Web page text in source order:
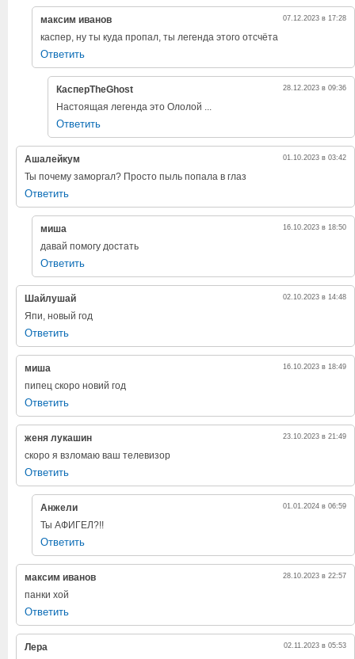
максим иванов 07.12.2023 в 17:28
каспер, ну ты куда пропал, ты легенда этого отсчёта
Ответить
КасперTheGhost 28.12.2023 в 09:36
Настоящая легенда это Ололой ...
Ответить
Ашалейкум 01.10.2023 в 03:42
Ты почему заморгал? Просто пыль попала в глаз
Ответить
миша 16.10.2023 в 18:50
давай помогу достать
Ответить
Шайлушай 02.10.2023 в 14:48
Япи, новый год
Ответить
миша 16.10.2023 в 18:49
пипец скоро новий год
Ответить
женя лукашин 23.10.2023 в 21:49
скоро я взломаю ваш телевизор
Ответить
Анжели 01.01.2024 в 06:59
Ты АФИГЕЛ?!!
Ответить
максим иванов 28.10.2023 в 22:57
панки хой
Ответить
Лера 02.11.2023 в 05:53